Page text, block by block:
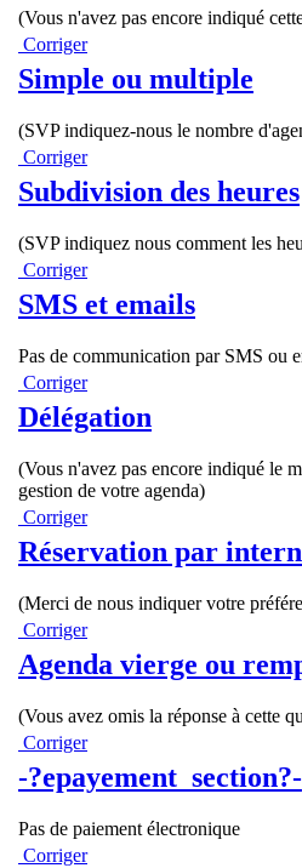
(Vous n'avez pas encore indiqué
Corriger
Simple ou multiple
(SVP indiquez-nous le nombre
Corriger
Subdivision des heures
(SVP indiquez nous comment les
Corriger
SMS et emails
Pas de communication par SMS ou
Corriger
Délégation
(Vous n'avez pas encore indiqué le
gestion de votre agenda)
Corriger
Réservation par
(Merci de nous indiquer votre
Corriger
Agenda vierge ou
(Vous avez omis la réponse à cette
Corriger
-?epayement_section?-
Pas de paiement électronique
Corriger